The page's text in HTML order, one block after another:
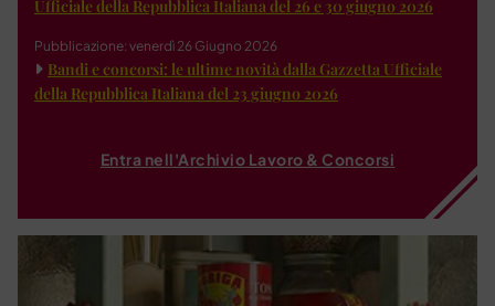
Ufficiale della Repubblica Italiana del 26 e 30 giugno 2026
Pubblicazione: venerdì 26 Giugno 2026
Bandi e concorsi: le ultime novità dalla Gazzetta Ufficiale
della Repubblica Italiana del 23 giugno 2026
Entra nell'Archivio Lavoro & Concorsi